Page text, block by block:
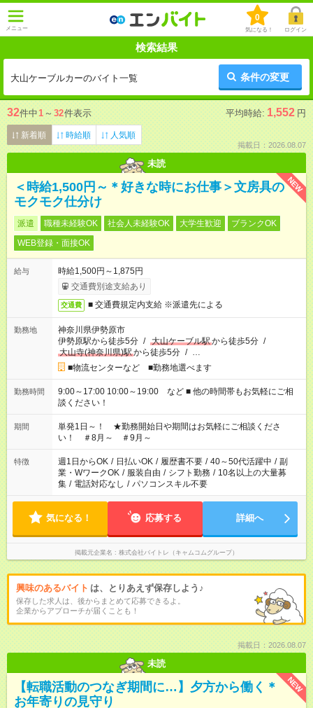
メニュー
0
気になる！ ログイン
検索結果
大山ケーブルカーのバイト一覧 条件の変更
32件中1 ～ 32件表示 平均時給: 1,552 円
新着順 時給順 人気順
掲載日：2026.08.07
未読
NEW
＜時給1,500円～＊好きな時にお仕事＞文房具の
モクモク仕分け
派遣 職種未経験OK 社会人未経験OK 大学生歓迎
ブランクOK
WEB登録・面接OK
給与
時給1,500円～1,875円
交通費別途支給あり
交通費 ■ 交通費規定内支給 ※派遣先による
勤務地
神奈川県伊勢原市
伊勢原駅から徒歩5分 / 大山ケーブル駅から徒歩5分 /
大山寺(神奈川県)駅から徒歩5分 / …
■物流センターなど ■勤務地選べます
勤務時間
9:00～17:00 10:00～19:00 など ■ 他の時間帯もお気軽にご相
談ください！
期間
単発1日～！ ★勤務開始日や期間はお気軽にご相談くださ
い！ ＃8月～ ＃9月～
特徴 週1日からOK / 日払いOK / 履歴書不要 / 40～50代活躍中 / 副
業・WワークOK / 服装自由 / シフト勤務 / 10名以上の大量募
集 / 電話対応なし / パソコンスキル不要
気になる！ 応募する 詳細へ
掲載元企業名 株式会社バイトレ（キャムコムグループ）
興味のあるバイト は、とりあえず保存しよう♪
保存した求人は、後からまとめて応募できるよ。
企業からアプローチが届くことも！
掲載日：2026.08.07
未読
NEW
【転職活動のつなぎ期間に…】夕方から働く＊
お年寄りの見守り